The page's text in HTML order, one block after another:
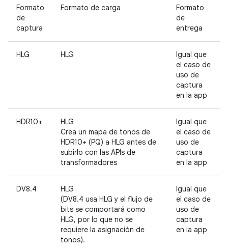
Formato
de
captura
Formato de carga
Formato
de
entrega
HLG HLG
Igual que
el caso de
uso de
captura
en la app
HDR10+
HLG
Crea un mapa de tonos de
HDR10+ (PQ) a HLG antes de
subirlo con las APIs de
transformadores
Igual que
el caso de
uso de
captura
en la app
DV8.4
HLG
(DV8.4 usa HLG y el flujo de
bits se comportará como
HLG, por lo que no se
requiere la asignación de
tonos).
Igual que
el caso de
uso de
captura
en la app